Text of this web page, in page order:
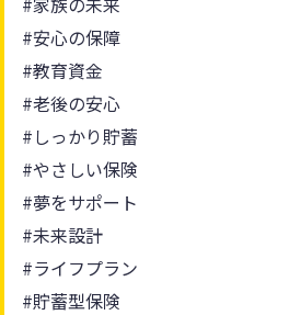
#安心の保障
#教育資金
#老後の安心
#しっかり貯蓄
#やさしい保険
#夢をサポート
#未来設計
#ライフプラン
#貯蓄型保険